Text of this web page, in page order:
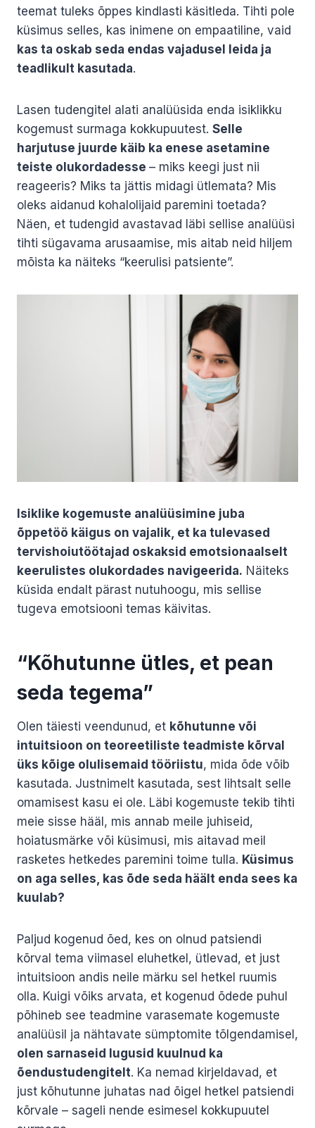
teemat tuleks õppes kindlasti käsitleda. Tihti pole
küsimus selles, kas inimene on empaatiline, vaid
kas ta oskab seda endas vajadusel leida ja
teadlikult kasutada.
Lasen tudengitel alati analüüsida enda isiklikku
kogemust surmaga kokkupuutest. Selle
harjutuse juurde käib ka enese asetamine
teiste olukordadesse – miks keegi just nii
reageeris? Miks ta jättis midagi ütlemata? Mis
oleks aidanud kohalolijaid paremini toetada?
Näen, et tudengid avastavad läbi sellise analüüsi
tihti sügavama arusaamise, mis aitab neid hiljem
mõista ka näiteks “keerulisi patsiente”.
Isiklike kogemuste analüüsimine juba
õppetöö käigus on vajalik, et ka tulevased
tervishoiutöötajad oskaksid emotsionaalselt
keerulistes olukordades navigeerida. Näiteks
küsida endalt pärast nutuhoogu, mis sellise
tugeva emotsiooni temas käivitas.
“Kõhutunne ütles, et pean
seda tegema”
Olen täiesti veendunud, et kõhutunne või
intuitsioon on teoreetiliste teadmiste kõrval
üks kõige olulisemaid tööriistu, mida õde võib
kasutada. Justnimelt kasutada, sest lihtsalt selle
omamisest kasu ei ole. Läbi kogemuste tekib tihti
meie sisse hääl, mis annab meile juhiseid,
hoiatusmärke või küsimusi, mis aitavad meil
rasketes hetkedes paremini toime tulla. Küsimus
on aga selles, kas õde seda häält enda sees ka
kuulab?
Paljud kogenud õed, kes on olnud patsiendi
kõrval tema viimasel eluhetkel, ütlevad, et just
intuitsioon andis neile märku sel hetkel ruumis
olla. Kuigi võiks arvata, et kogenud õdede puhul
põhineb see teadmine varasemate kogemuste
analüüsil ja nähtavate sümptomite tõlgendamisel,
olen sarnaseid lugusid kuulnud ka
õendustudengitelt. Ka nemad kirjeldavad, et
just kõhutunne juhatas nad õigel hetkel patsiendi
kõrvale – sageli nende esimesel kokkupuutel